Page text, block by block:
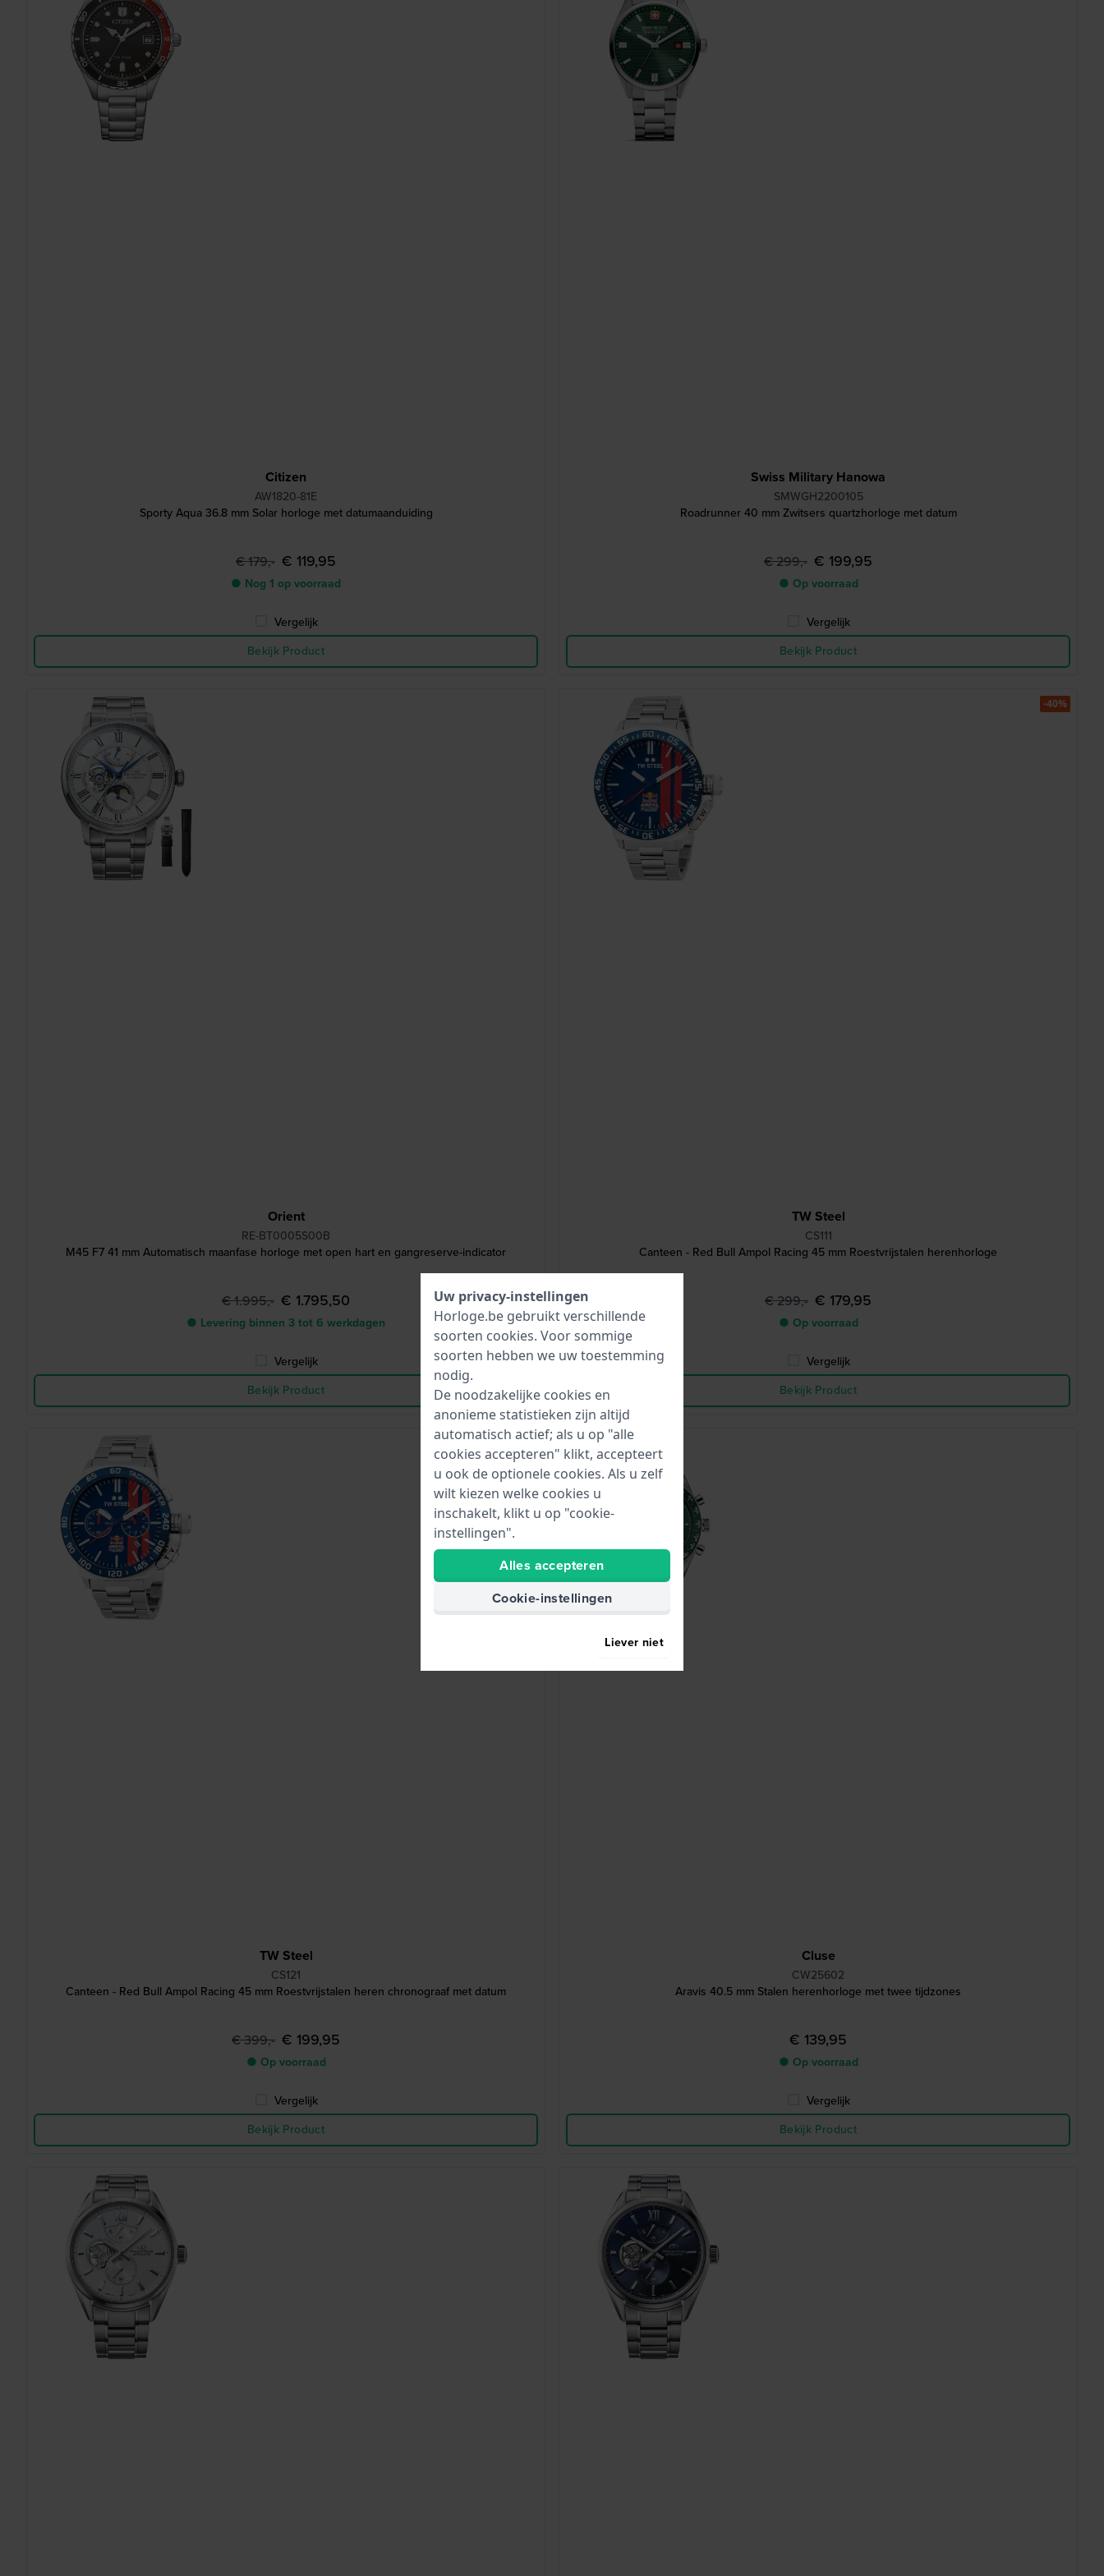
Citizen
AW1820-81E
Sporty Aqua 36.8 mm Solar horloge met datumaanduiding
€ 179,- € 119,95
● Nog 1 op voorraad
Vergelijk
Bekijk Product
Swiss Military Hanowa
SMWGH2200105
Roadrunner 40 mm Zwitsers quartzhorloge met datum
€ 299,- € 199,95
● Op voorraad
Vergelijk
Bekijk Product
Orient
RE-BT0005S00B
M45 F7 41 mm Automatisch maanfase horloge met open hart en gangreserve-indicator
€ 1.995,- € 1.795,50
● Levering binnen 3 tot 6 werkdagen
Vergelijk
Bekijk Product
TW Steel
CS111
Canteen - Red Bull Ampol Racing 45 mm Roestvrijstalen herenhorloge
€ 299,- € 179,95
● Op voorraad
Vergelijk
Bekijk Product
-40%
TW Steel
CS121
Canteen - Red Bull Ampol Racing 45 mm Roestvrijstalen heren chronograaf met datum
€ 399,- € 199,95
● Op voorraad
Vergelijk
Bekijk Product
-50%
Cluse
CW25602
Aravis 40.5 mm Stalen herenhorloge met twee tijdzones
€ 139,95
● Op voorraad
Vergelijk
Bekijk Product
Uw privacy-instellingen
Horloge.be gebruikt verschillende
soorten cookies. Voor sommige
soorten hebben we uw toestemming
nodig.
De noodzakelijke cookies en
anonieme statistieken zijn altijd
automatisch actief; als u op "alle
cookies accepteren" klikt, accepteert
u ook de optionele cookies. Als u zelf
wilt kiezen welke cookies u
inschakelt, klikt u op "cookie-
instellingen".
Alles accepteren
Cookie-instellingen
Liever niet